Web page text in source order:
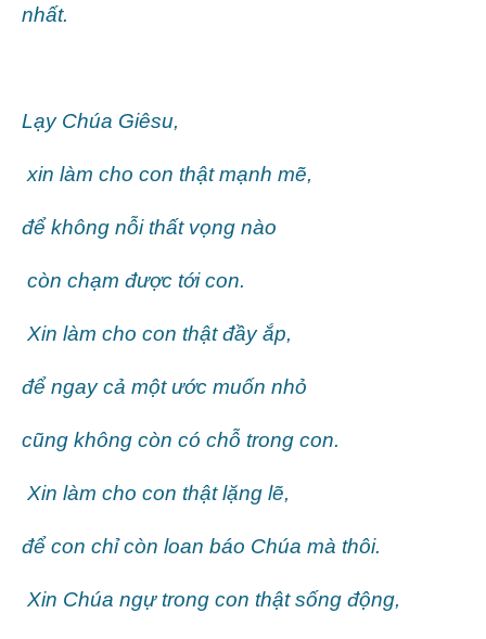
nhất.
Lạy Chúa Giêsu,
xin làm cho con thật mạnh mẽ,
để không nỗi thất vọng nào
còn chạm được tới con.
Xin làm cho con thật đầy ắp,
để ngay cả một ước muốn nhỏ
cũng không còn có chỗ trong con.
Xin làm cho con thật lặng lẽ,
để con chỉ còn loan báo Chúa mà thôi.
Xin Chúa ngự trong con thật sống động,